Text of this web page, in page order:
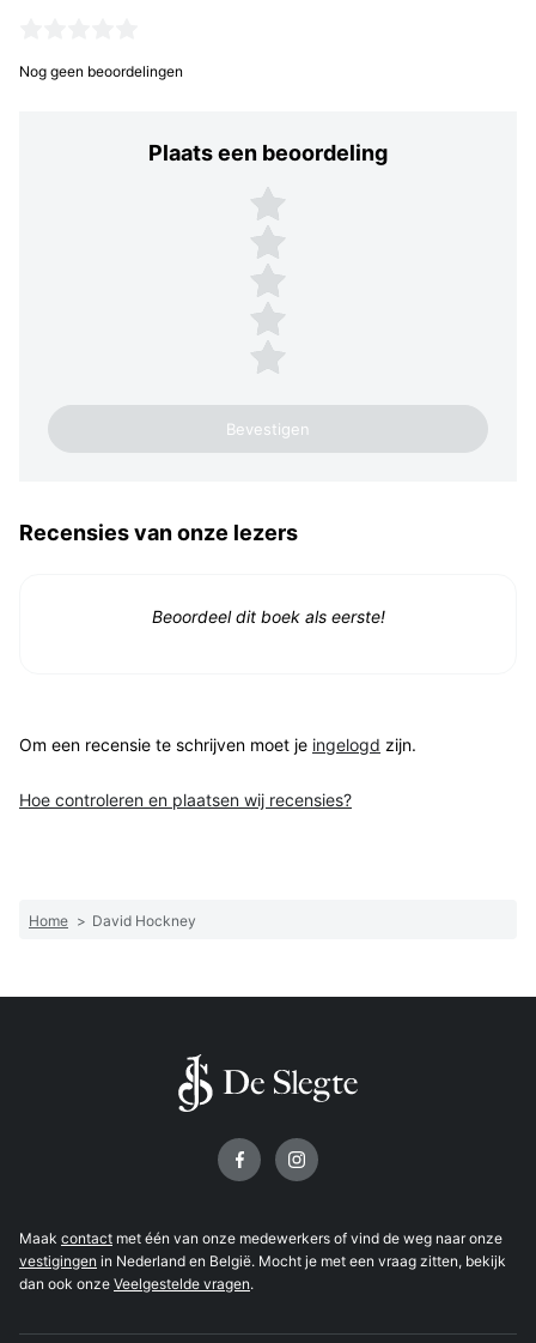
Nog geen beoordelingen
Plaats een beoordeling
Plaats een beoordeling
5 sterren
4 sterren
3 sterren
2 sterren
1 ster
Recensies van onze lezers
Beoordeel dit boek als eerste!
Om een recensie te schrijven moet je ingelogd zijn.
Hoe controleren en plaatsen wij recensies?
Home > David Hockney
Maak contact met één van onze medewerkers of vind de weg naar onze
vestigingen in Nederland en België. Mocht je met een vraag zitten, bekijk
dan ook onze Veelgestelde vragen.